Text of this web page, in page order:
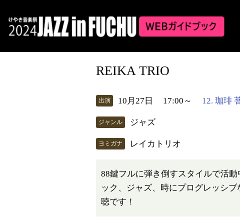
REIKA TRIO
出演 10月27日 17:00～ 12. 珈琲
ジャンル ジャズ
ヨミガナ レイカトリオ
88鍵フルに弾き倒すスタイルで活
ック、ジャズ、時にプログレッシ
聴です！